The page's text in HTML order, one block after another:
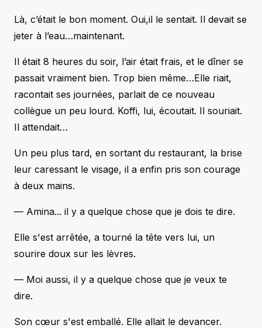
Là, c’était le bon moment. Oui,il le sentait. Il devait se
jeter à l’eau…maintenant.
Il était 8 heures du soir, l’air était frais, et le dîner se
passait vraiment bien. Trop bien même…Elle riait,
racontait ses journées, parlait de ce nouveau
collègue un peu lourd. Koffi, lui, écoutait. Il souriait.
Il attendait…
Un peu plus tard, en sortant du restaurant, la brise
leur caressant le visage, il a enfin pris son courage
à deux mains.
— Amina... il y a quelque chose que je dois te dire.
Elle s'est arrêtée, a tourné la tête vers lui, un
sourire doux sur les lèvres.
— Moi aussi, il y a quelque chose que je veux te
dire.
Son cœur s'est emballé. Elle allait le devancer.